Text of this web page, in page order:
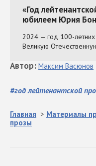
#год лейтенантской
Автор: Максим Васюнов
Главная > Материалы
прозы